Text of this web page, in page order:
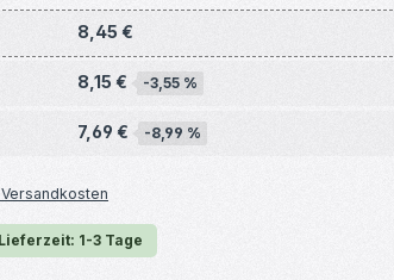
8,45 €
8,15 € -3,55 %
7,69 € -8,99 %
1-3 Tage